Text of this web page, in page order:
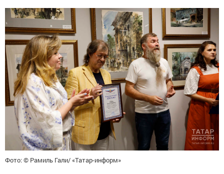
Фото: © Рамиль Гали/ «Татар-информ»